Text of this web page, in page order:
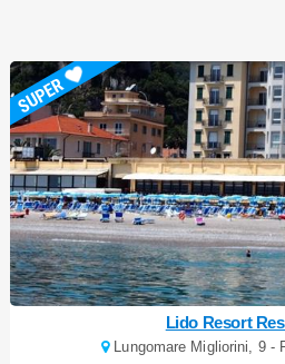
Lido Resort
Lungomare Migliorini, 9 -